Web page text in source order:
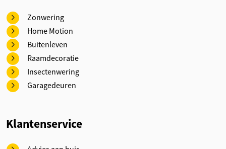
Zonwering
Home Motion
Buitenleven
Raamdecoratie
Insectenwering
Garagedeuren
Klantenservice